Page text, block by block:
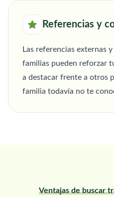
Referencias y
Las referencias externas
familias pueden reforzar
a destacar frente a otros
familia todavía no te
Ventajas de buscar